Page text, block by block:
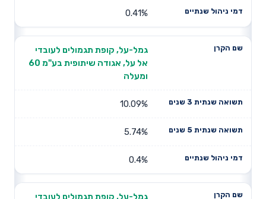
0.41%
גמל-על, קופת תגמולים לעובדי
אל על, אגודה שיתופית בע"מ 60
ומעלה
10.09%
5.74%
0.4%
גמל-על, קופת תגמולים לעובדי